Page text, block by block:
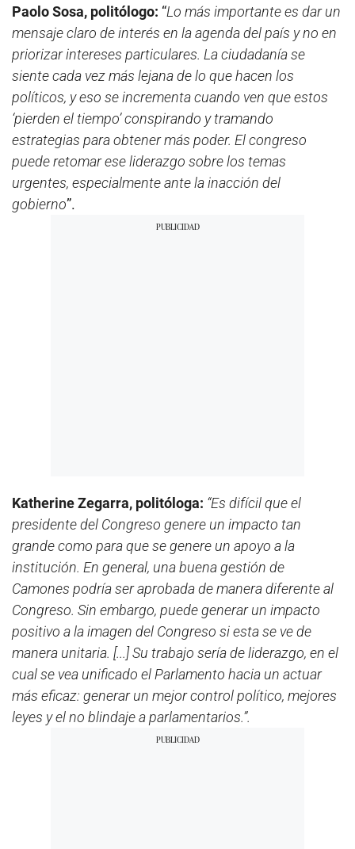
Paolo Sosa, politólogo: “Lo más importante es dar un
mensaje claro de interés en la agenda del país y no en
priorizar intereses particulares. La ciudadanía se
siente cada vez más lejana de lo que hacen los
políticos, y eso se incrementa cuando ven que estos
‘pierden el tiempo’ conspirando y tramando
estrategias para obtener más poder. El congreso
puede retomar ese liderazgo sobre los temas
urgentes, especialmente ante la inacción del
gobierno”.
Katherine Zegarra, politóloga: “Es difícil que el
presidente del Congreso genere un impacto tan
grande como para que se genere un apoyo a la
institución. En general, una buena gestión de
Camones podría ser aprobada de manera diferente al
Congreso. Sin embargo, puede generar un impacto
positivo a la imagen del Congreso si esta se ve de
manera unitaria. [...] Su trabajo sería de liderazgo, en el
cual se vea unificado el Parlamento hacia un actuar
más eficaz: generar un mejor control político, mejores
leyes y el no blindaje a parlamentarios.”.